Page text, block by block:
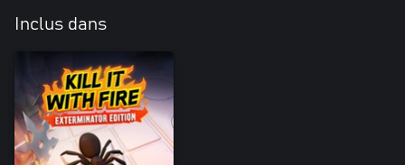
Inclus dans